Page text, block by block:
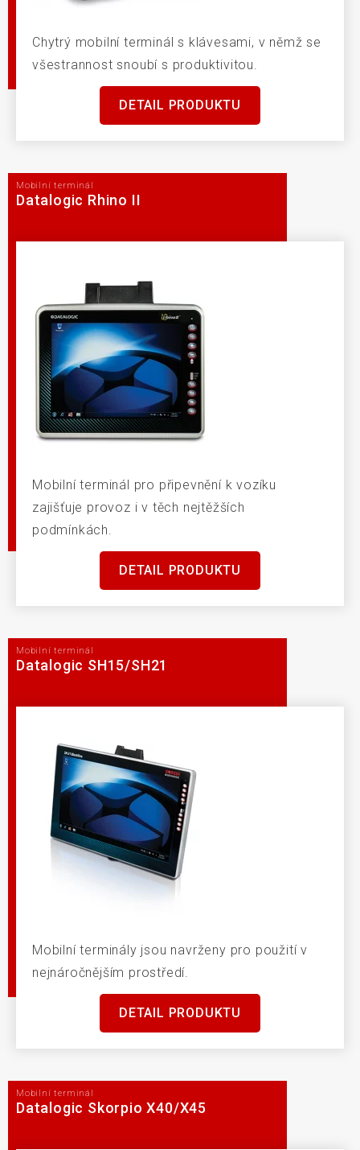
Chytrý mobilní terminál s klávesami, v němž se
všestrannost snoubí s produktivitou.
DETAIL PRODUKTU
Mobilní terminál
Datalogic Rhino II
Mobilní terminál pro připevnění k vozíku
zajišťuje provoz i v těch nejtěžších
podmínkách.
DETAIL PRODUKTU
Mobilní terminál
Datalogic SH15/SH21
Mobilní terminály jsou navrženy pro použití v
nejnáročnějším prostředí.
DETAIL PRODUKTU
Mobilní terminál
Datalogic Skorpio X40/X45